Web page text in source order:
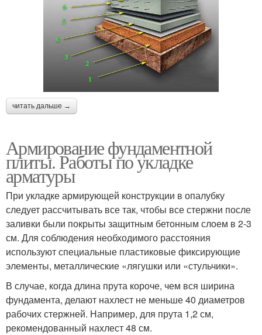
читать дальше →
Армирование фундаментной
плиты. Работы по укладке
арматуры
При укладке армирующей конструкции в опалубку
следует рассчитывать все так, чтобы все стержни после
заливки были покрыты защитным бетонным слоем в 2-3
см. Для соблюдения необходимого расстояния
используют специальные пластиковые фиксирующие
элементы, металлические «лягушки или «стульчики».
В случае, когда длина прута короче, чем вся ширина
фундамента, делают нахлест не меньше 40 диаметров
рабочих стержней. Например, для прута 1,2 см,
рекомендованный нахлест 48 см.